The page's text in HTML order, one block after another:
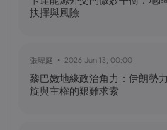
（Solana，SOL）
抉擇與風險
張瑋庭 2026 Jun 13, 00:00
黎巴嫩地緣政治角力：伊朗勢
旋與主權的艱難求索